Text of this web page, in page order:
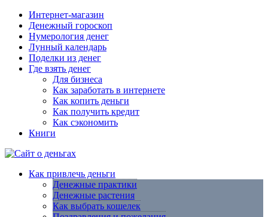
Интернет-магазин
Денежный гороскоп
Нумерология денег
Лунный календарь
Поделки из денег
Где взять денег
Для бизнеса
Как заработать в интернете
Как копить деньги
Как получить кредит
Как сэкономить
Книги
Как привлечь деньги
Денежные практики
Денежные растения
Как выбрать кошелек